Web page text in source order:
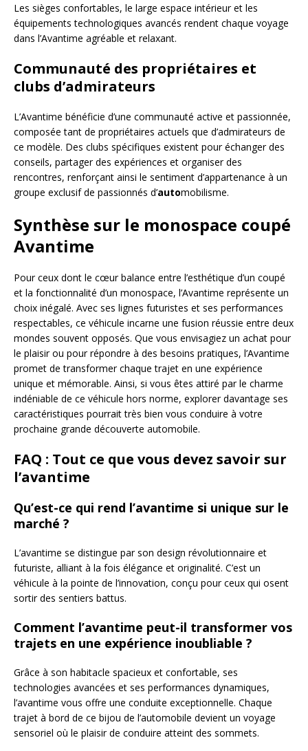
Les sièges confortables, le large espace intérieur et les
équipements technologiques avancés rendent chaque voyage
dans l’Avantime agréable et relaxant.
Communauté des propriétaires et
clubs d’admirateurs
L’Avantime bénéficie d’une communauté active et passionnée,
composée tant de propriétaires actuels que d’admirateurs de
ce modèle. Des clubs spécifiques existent pour échanger des
conseils, partager des expériences et organiser des
rencontres, renforçant ainsi le sentiment d’appartenance à un
groupe exclusif de passionnés d’automobilisme.
Synthèse sur le monospace coupé
Avantime
Pour ceux dont le cœur balance entre l’esthétique d’un coupé
et la fonctionnalité d’un monospace, l’Avantime représente un
choix inégalé. Avec ses lignes futuristes et ses performances
respectables, ce véhicule incarne une fusion réussie entre deux
mondes souvent opposés. Que vous envisagiez un achat pour
le plaisir ou pour répondre à des besoins pratiques, l’Avantime
promet de transformer chaque trajet en une expérience
unique et mémorable. Ainsi, si vous êtes attiré par le charme
indéniable de ce véhicule hors norme, explorer davantage ses
caractéristiques pourrait très bien vous conduire à votre
prochaine grande découverte automobile.
FAQ : Tout ce que vous devez savoir sur
l’avantime
Qu’est-ce qui rend l’avantime si unique sur le
marché ?
L’avantime se distingue par son design révolutionnaire et
futuriste, alliant à la fois élégance et originalité. C’est un
véhicule à la pointe de l’innovation, conçu pour ceux qui osent
sortir des sentiers battus.
Comment l’avantime peut-il transformer vos
trajets en une expérience inoubliable ?
Grâce à son habitacle spacieux et confortable, ses
technologies avancées et ses performances dynamiques,
l’avantime vous offre une conduite exceptionnelle. Chaque
trajet à bord de ce bijou de l’automobile devient un voyage
sensoriel où le plaisir de conduire atteint des sommets.